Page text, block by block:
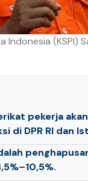
Indonesia (KSPI)
pekerja
di DPR RI dan